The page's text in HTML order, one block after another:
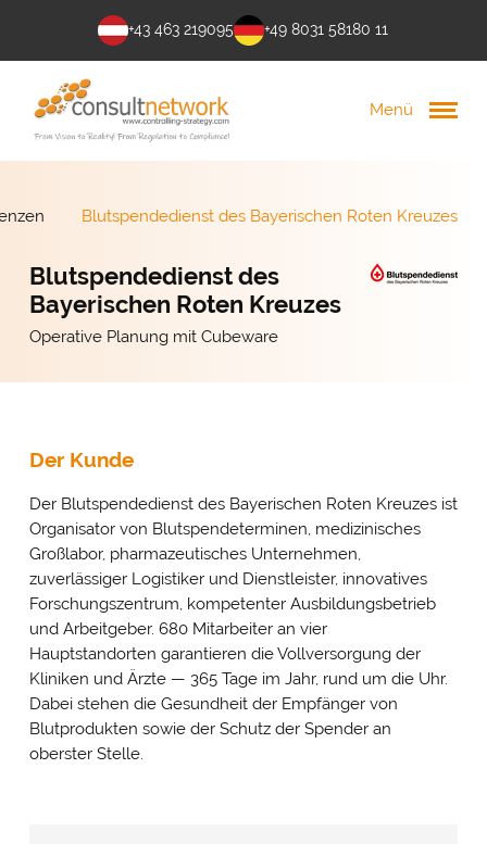
+43 463 219095 +49 8031 58180 11
Menü
Blutspendedienst des Bayerischen Roten Kreuzes
Blutspendedienst des
Bayerischen Roten Kreuzes
Operative Planung mit Cubeware
Der Kunde
Der Blutspendedienst des Bayerischen Roten Kreuzes ist
Organisator von Blutspendeterminen, medizinisches
Großlabor, pharmazeutisches Unternehmen,
zuverlässiger Logistiker und Dienstleister, innovatives
Forschungszentrum, kompetenter Ausbildungsbetrieb
und Arbeitgeber. 680 Mitarbeiter an vier
Hauptstandorten garantieren die Vollversorgung der
Kliniken und Ärzte — 365 Tage im Jahr, rund um die Uhr.
Dabei stehen die Gesundheit der Empfänger von
Blutprodukten sowie der Schutz der Spender an
oberster Stelle.